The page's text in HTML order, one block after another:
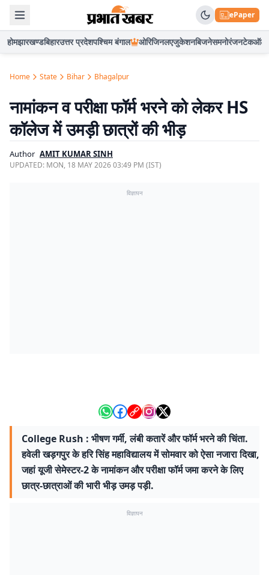
ePaper
होमझारखण्डबिहारउत्तर प्रदेशपश्चिम बंगाल ओरिजिनलएजुकेशनबिजनेसमनोरंजनटेकऑटो
Home State Bihar Bhagalpur
नामांकन व परीक्षा फॉर्म भरने को लेकर HS
कॉलेज में उमड़ी छात्रों की भीड़
Author AMIT KUMAR SINH
UPDATED: MON, 18 MAY 2026 03:49 PM (IST)
विज्ञापन
College Rush : भीषण गर्मी, लंबी कतारें और फॉर्म भरने की चिंता.
हवेली खड़गपुर के हरि सिंह महाविद्यालय में सोमवार को ऐसा नजारा दिखा,
जहां यूजी सेमेस्टर-2 के नामांकन और परीक्षा फॉर्म जमा करने के लिए
छात्र-छात्राओं की भारी भीड़ उमड़ पड़ी.
विज्ञापन